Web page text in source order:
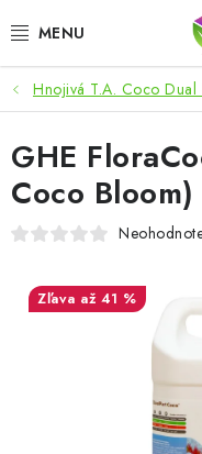
na
AKCIE
LED OSVETLENIE PRE
PESTOVATEĽSKÉ
Hodnotenie obchodu
Hnojivá T.A. Coco Dual
GHE
Coco Bloom)
až 41 %